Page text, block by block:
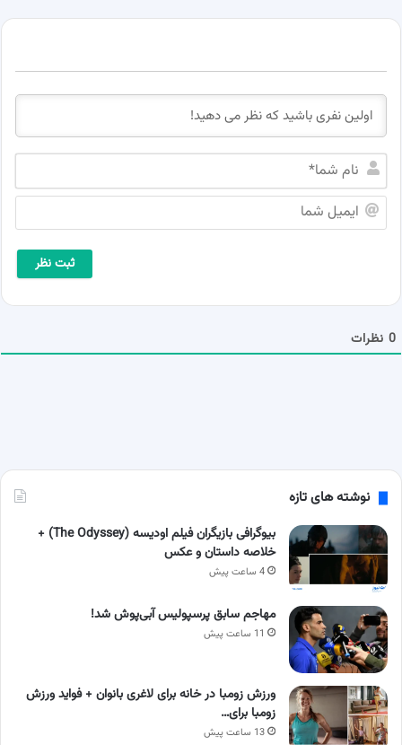
م
م
م
0 نظرات
نوشته های تازه
بیوگرافی بازیگران فیلم اودیسه (The Odyssey) +
خلاصه داستان و عکس
4 ساعت پیش
مهاجم سابق پرسپولیس آبی‌پوش شد!
11 ساعت پیش
ورزش زومبا در خانه برای لاغری بانوان + فواید ورزش
زومبا برای…
13 ساعت پیش